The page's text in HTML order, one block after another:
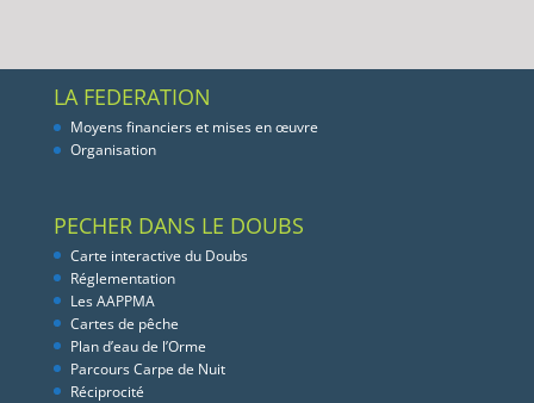
LA FEDERATION
Moyens financiers et mises en œuvre
Organisation
PECHER DANS LE DOUBS
Carte interactive du Doubs
Réglementation
Les AAPPMA
Cartes de pêche
Plan d’eau de l’Orme
Parcours Carpe de Nuit
Réciprocité